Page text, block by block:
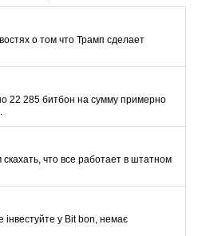
о том что Трамп сделает
22 285 битбон на сумму примерно
что все работает в штатном
інвестуйте у Bit bon, немає